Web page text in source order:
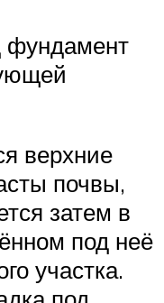
фундамент
верхние
почвы,
затем в
под неё
участка.